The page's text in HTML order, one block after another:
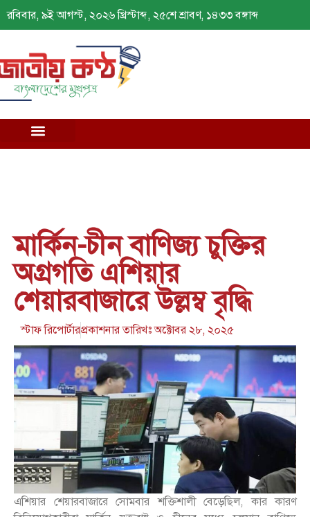
রবিবার, ৯ই আগস্ট, ২০২৬ খ্রিস্টাব্দ, ২৫শে শ্রাবণ, ১৪৩৩ বঙ্গাব্দ
মার্কিন-চীন বাণিজ্য চুক্তির
অগ্রগতি এশিয়ার
শেয়ারবাজারে উল্লম্ব বৃদ্ধি
স্টাফ রিপোর্টারপ্রকাশনার তারিখঃঅক্টোবর ২৮, ২০২৫
এশিয়ার শেয়ারবাজারে সোমবার শক্তিশালী বেড়েছিল, কার কারণ